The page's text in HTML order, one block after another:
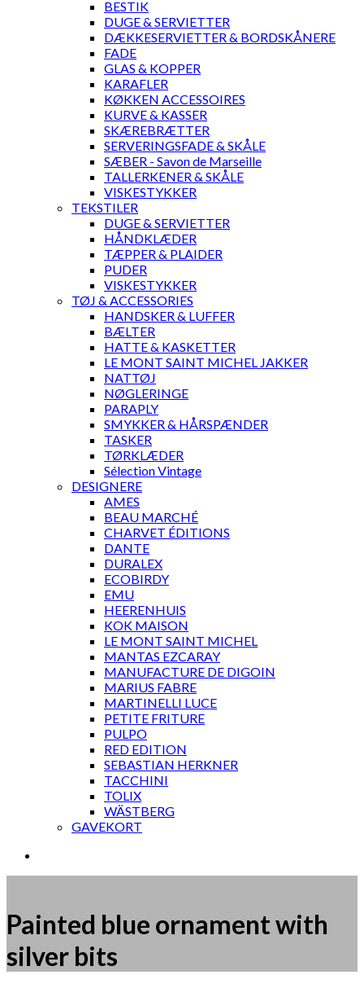
BESTIK
DUGE & SERVIETTER
DÆKKESERVIETTER & BORDSKÅNERE
FADE
GLAS & KOPPER
KARAFLER
KØKKEN ACCESSOIRES
KURVE & KASSER
SKÆREBRÆTTER
SERVERINGSFADE & SKÅLE
SÆBER - Savon de Marseille
TALLERKENER & SKÅLE
VISKESTYKKER
TEKSTILER
DUGE & SERVIETTER
HÅNDKLÆDER
TÆPPER & PLAIDER
PUDER
VISKESTYKKER
TØJ & ACCESSORIES
HANDSKER & LUFFER
BÆLTER
HATTE & KASKETTER
LE MONT SAINT MICHEL JAKKER
NATTØJ
NØGLERINGE
PARAPLY
SMYKKER & HÅRSPÆNDER
TASKER
TØRKLÆDER
Sélection Vintage
DESIGNERE
AMES
BEAU MARCHÉ
CHARVET ÉDITIONS
DANTE
DURALEX
ECOBIRDY
EMU
HEERENHUIS
KOK MAISON
LE MONT SAINT MICHEL
MANTAS EZCARAY
MANUFACTURE DE DIGOIN
MARIUS FABRE
MARTINELLI LUCE
PETITE FRITURE
PULPO
RED EDITION
SEBASTIAN HERKNER
TACCHINI
TOLIX
WÄSTBERG
GAVEKORT
Painted blue ornament with
silver bits